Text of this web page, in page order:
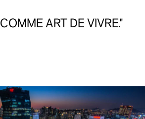
COMME ART DE VIVRE."